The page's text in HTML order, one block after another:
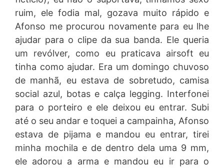
ruim, ele fodia mal, gozava muito rápido e
Afonso me procurou novamente para eu lhe
ajudar para o clipe da sua banda. Ele queria
um revólver, como eu praticava airsoft eu
tinha como ajudar. Era um domingo chuvoso
de manhã, eu estava de sobretudo, camisa
social azul, botas e calça legging. Interfonei
para o porteiro e ele deixou eu entrar. Subi
até o seu andar e toquei a campainha, Afonso
estava de pijama e mandou eu entrar, tirei
minha mochila e de dentro dela uma 9 mm,
ele adorou a arma e mandou eu ir para o